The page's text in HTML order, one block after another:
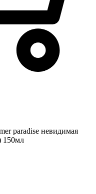
paradise невидимая
150мл